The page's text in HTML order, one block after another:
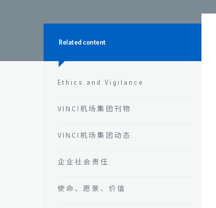
Related content
Ethics and Vigilance
VINCI机场集团刊物
VINCI机场集团动态
企业社会责任
使命、愿景、价值